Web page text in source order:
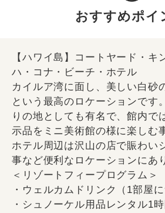
おすすめポイ
【ハワイ島】コートヤード・キ
ハ・コナ・ビーチ・ホテル
カイルア湾に面し、美しい白砂
という最高のロケーションです
りの地としても有名で、館内で
示品をミニ美術館の様に楽しむ
ホテル周辺は沢山の店で賑わい
事など便利なロケーションにあ
＜リゾートフィープログラム＞
・ウェルカムドリンク（1部屋に
・シュノーケル用品レンタル1